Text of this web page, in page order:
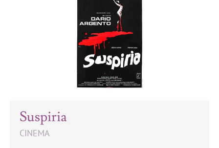
Suspiria
CINEMA